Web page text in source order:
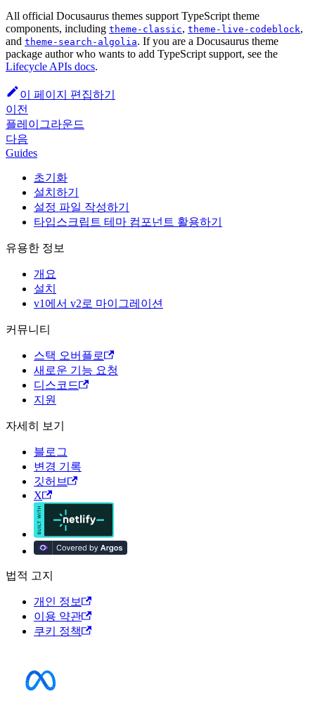
All official Docusaurus themes support TypeScript theme
components, including theme-classic, theme-live-codeblock,
and theme-search-algolia. If you are a Docusaurus theme
package author who wants to add TypeScript support, see the
Lifecycle APIs docs.
이 페이지 편집하기
이전
플레이그라운드
다음
Guides
초기화
설치하기
설정 파일 작성하기
타입스크립트 테마 컴포넌트 활용하기
유용한 정보
개요
설치
v1에서 v2로 마이그레이션
커뮤니티
스택 오버플로
새로운 기능 요청
디스코드
지원
자세히 보기
블로그
변경 기록
깃허브
X
법적 고지
개인 정보
이용 약관
쿠키 정책